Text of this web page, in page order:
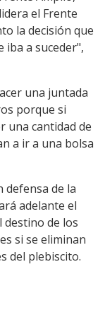
el Frente
la decisión que
iba a suceder",
una juntada
porque si
una cantidad de
a ir a una bolsa
defensa de la
adelante el
destino de los
si se eliminan
del plebiscito.